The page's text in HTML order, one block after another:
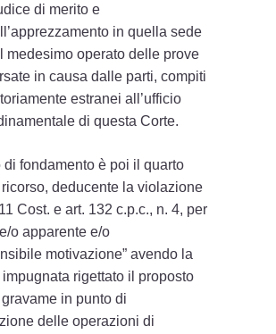
di merito e
in quella sede
medesimo operato delle prove
in causa dalle parti, compiti
estranei all’ufficio
di questa Corte.
di fondamento è poi il quarto
deducente la violazione
Cost. e art. 132 c.p.c., n. 4, per
o apparente e/o
motivazione” avendo la
rigettato il proposto
in punto di
delle operazioni di